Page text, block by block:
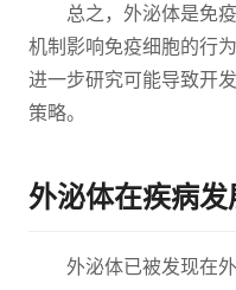
总之，外泌体是免
机制影响免疫细胞的行
进一步研究可能导致开
策略。
外泌体在疾病发
外泌体已被发现在